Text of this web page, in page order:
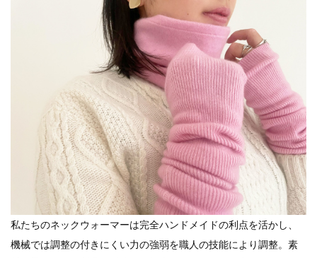
私たちのネックウォーマーは完全ハンドメイドの利点を活かし、
機械では調整の付きにくい力の強弱を職人の技能により調整。素